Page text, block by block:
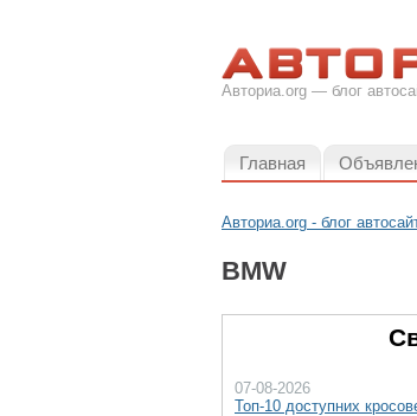
Авториа.org — блог
Главная
Авториа.org - блог
BMW
07-08-2026
Топ-10 доступних